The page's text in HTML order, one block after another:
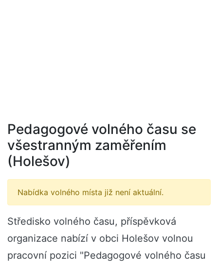
Pedagogové volného času se
všestranným zaměřením
(Holešov)
Nabídka volného místa již není aktuální.
Středisko volného času, příspěvková
organizace nabízí v obci Holešov volnou
pracovní pozici "Pedagogové volného času